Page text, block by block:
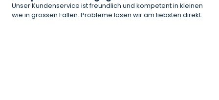
Unser Kundenservice ist freundlich und kompetent in kleinen
wie in grossen Fällen. Probleme lösen wir am liebsten direkt.